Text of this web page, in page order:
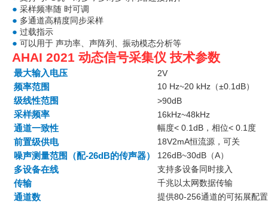
● 采样频率随 时可调
● 多通道高精度同步采样
● 过载指示
● 可以用于 声功率、声阵列、振动模态分析等
AHAI 2021 动态信号采集仪 技术参数
最大输入电压 2V
频率范围 10 Hz~20 kHz（±0.1dB）
级线性范围 >90dB
采样频率 16kHz~48kHz
通道一致性 幅度< 0.1dB，相位< 0.1度
前置级供电 18V2mA恒流源，可关
噪声测量范围（配-26dB的传声器） 126dB~30dB（A）
多设备在线 支持多设备同时接入
传输 千兆以太网数据传输
通道数 提供80-256通道的可拓展配